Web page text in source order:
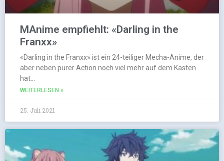
MAnime empfiehlt: «Darling in the
Franxx»
«Darling in the Franxx» ist ein 24-teiliger Mecha-Anime, der
aber neben purer Action noch viel mehr auf dem Kasten
hat…
WEITERLESEN »
25. Juli 2021